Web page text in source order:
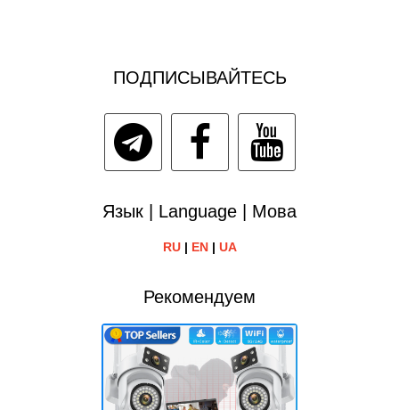
ПОДПИСЫВАЙТЕСЬ
Язык | Language | Мова
RU| EN| UA
Рекомендуем